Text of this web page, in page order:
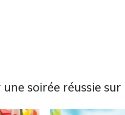
soirée réussie